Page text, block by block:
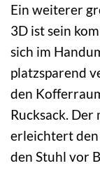
Ein weiterer
3D ist sein
sich im
platzsparend
den
Rucksack.
erleichtert
den Stuhl vor